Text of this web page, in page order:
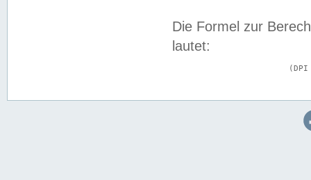
Die Formel zur
lautet: